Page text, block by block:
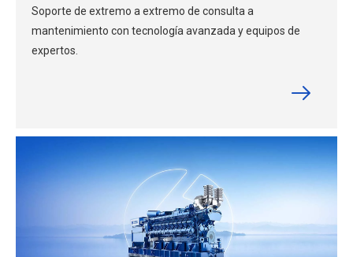
Soporte de extremo a extremo de consulta a
mantenimiento con tecnología avanzada y equipos de
expertos.